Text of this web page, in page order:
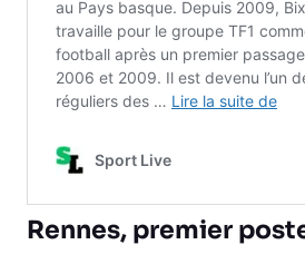
Rennes, premier